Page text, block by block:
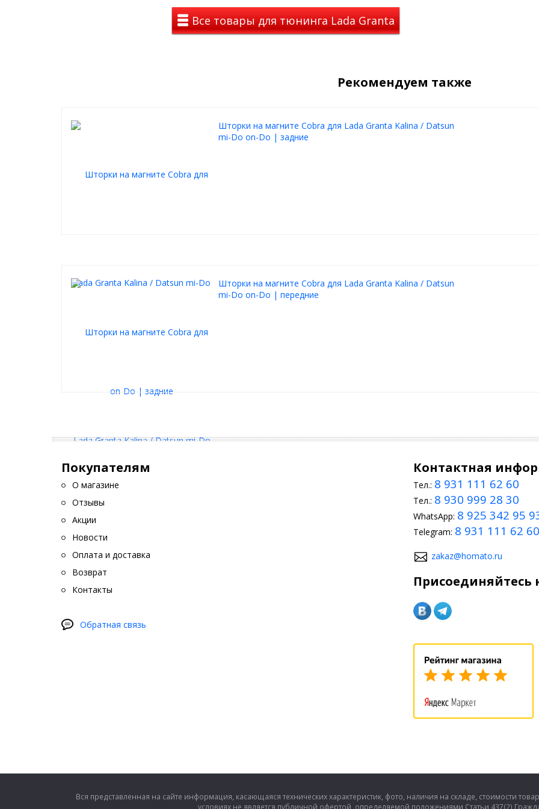
Все товары для тюнинга Lada Granta
Рекомендуем также
Шторки на магните Cobra для Lada Granta Kalina / Datsun
mi-Do on-Do | задние
Шторки на магните Cobra для Lada Granta Kalina / Datsun
mi-Do on-Do | передние
Покупателям
О магазине
Отзывы
Акции
Новости
Оплата и доставка
Возврат
Контакты
Обратная связь
Контактная
Тел.: 8 931 111 62 60
Тел.: 8 930 999 28 30
WhatsApp: 8 925 342 95
Telegram: 8 931 111 62 60
zakaz@homato.ru
Присоединяйтесь
Вся представленная на сайте информация, касающаяся технических характеристик, фото, наличия на складе, стоимости
условиях не является публичной офертой, определяемой положениями Статьи 437(2)